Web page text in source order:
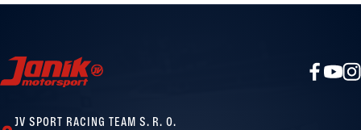
JV SPORT RACING TEAM S. R. O.